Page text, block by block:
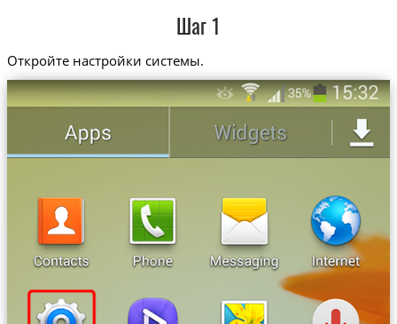
Шаг 1
Откройте настройки системы.